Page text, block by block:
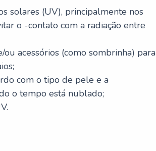
solares (UV), principalmente nos
o -contato com a radiação entre
acessórios (como sombrinha) para
com o tipo de pele e a
o tempo está nublado;